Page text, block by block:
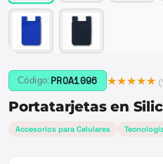
Código: PROA1096 ★★★★★ (
Portatarjetas en
Accesorios para Celulares